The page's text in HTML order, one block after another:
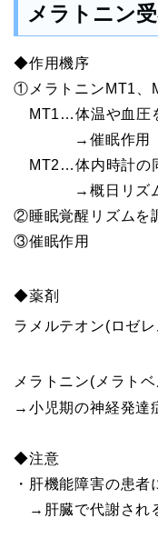
メラトニン
◆作用機序
①メラトニンMT1、
MT1…体温や血圧
→催眠作用
MT2…体内時計の
→概日リズム
②睡眠覚醒リズムを
③催眠作用
◆薬剤
ラメルテオン(ロゼレ
メラトニン(メラト
→小児期の神経発達
◆注意
・肝機能障害の患者
→肝臓で代謝され